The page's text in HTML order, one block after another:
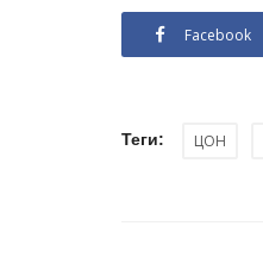
Facebook
Теги: ЦОН